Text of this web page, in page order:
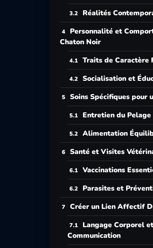
Réalités
Personnalité et
Chaton Noir
Traits de Caractère
Socialisation et
Soins Spécifiques pour
Entretien du Pelage
Alimentation
Santé et Visites
Vaccinations
Parasites et
Créer un Lien Affectif
Langage Corporel et
Communication